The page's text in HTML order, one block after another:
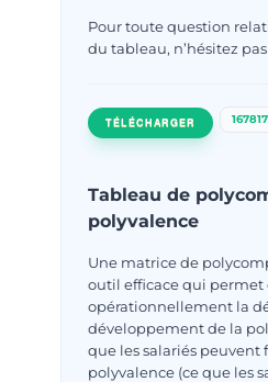
Pour toute question
du tableau, n’hésitez
TÉLÉCHARGER 167817
Tableau de
polyvalence
Une matrice de
outil efficace qui permet
opérationnellement la
développement de la
que les salariés peuvent
polyvalence (ce que les